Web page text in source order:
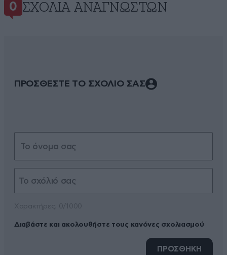
0 ΣΧΌΛΙΑ ΑΝΑΓΝΩΣΤΏΝ
ΠΡΟΣΘΕΣΤΕ ΤΟ ΣΧΟΛΙΟ ΣΑΣ
Διαβάστε και ακολουθήστε τους κανόνες σχολιασμού
ΠΡΟΣΘΗΚΗ